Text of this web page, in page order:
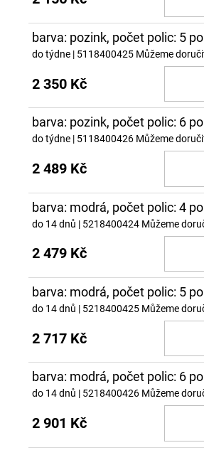
barva: pozink, počet polic: 5
do týdne | 5118400425 Můžeme
2 350 Kč
barva: pozink, počet polic: 6
do týdne | 5118400426 Můžeme
2 489 Kč
barva: modrá, počet polic: 4
do 14 dnů | 5218400424 Můžeme
2 479 Kč
barva: modrá, počet polic: 5
do 14 dnů | 5218400425 Můžeme
2 717 Kč
barva: modrá, počet polic: 6
do 14 dnů | 5218400426 Můžeme
2 901 Kč